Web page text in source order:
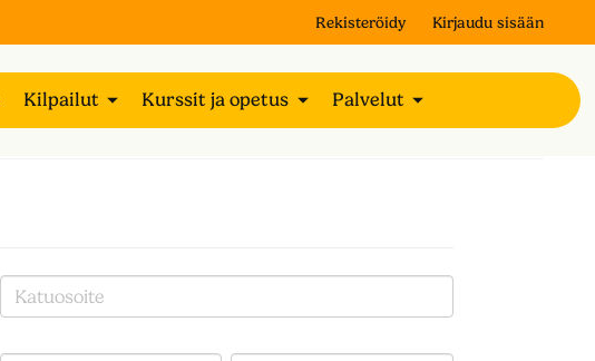
Rekisteröidy Kirjaudu sisään
Kilpailut Kurssit ja opetus Palvelut